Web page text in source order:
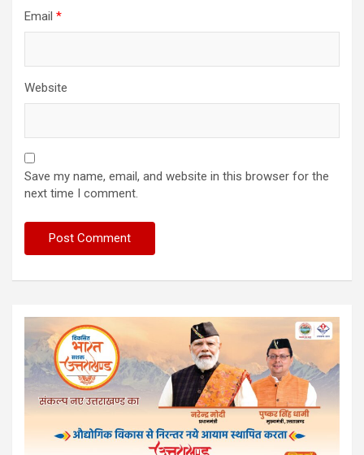
Email *
Website
Save my name, email, and website in this browser for the
next time I comment.